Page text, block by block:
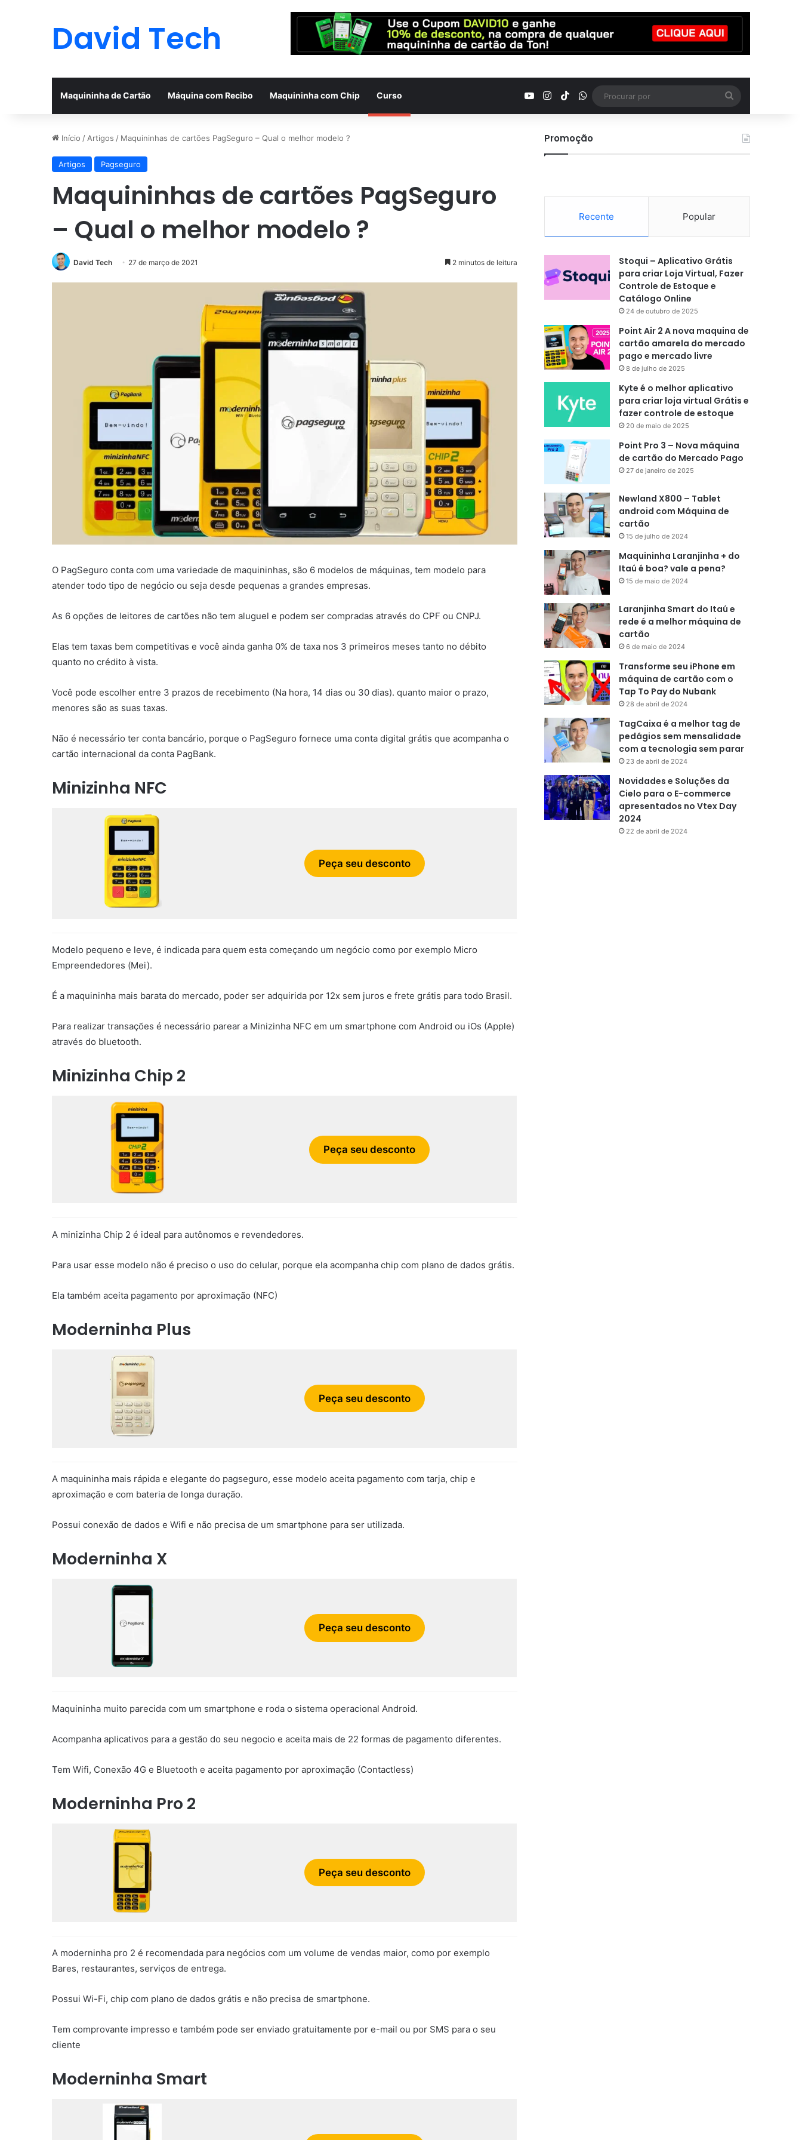
David Tech
Maquininha de Cartão Máquina com Recibo Maquininha com Chip Curso YouTubeInstagram
TikTokWhatsApp
por
Início / Artigos / Maquininhas de cartões PagSeguro – Qual o melhor modelo ?
Artigos Pagseguro
Maquininhas de cartões PagSeguro
– Qual o melhor modelo ?
David Tech 27 de março de 2021 2 minutos de leitura
O PagSeguro conta com uma variedade de maquininhas, são 6 modelos de máquinas, tem modelo para
atender todo tipo de negócio ou seja desde pequenas a grandes empresas.
As 6 opções de leitores de cartões não tem aluguel e podem ser compradas através do CPF ou CNPJ.
Elas tem taxas bem competitivas e você ainda ganha 0% de taxa nos 3 primeiros meses tanto no débito
quanto no crédito à vista.
Você pode escolher entre 3 prazos de recebimento (Na hora, 14 dias ou 30 dias). quanto maior o prazo,
menores são as suas taxas.
Não é necessário ter conta bancário, porque o PagSeguro fornece uma conta digital grátis que acompanha o
cartão internacional da conta PagBank.
Minizinha NFC
Peça seu desconto
Modelo pequeno e leve, é indicada para quem esta começando um negócio como por exemplo Micro
Empreendedores (Mei).
É a maquininha mais barata do mercado, poder ser adquirida por 12x sem juros e frete grátis para todo Brasil.
Para realizar transações é necessário parear a Minizinha NFC em um smartphone com Android ou iOs (Apple)
através do bluetooth.
Minizinha Chip 2
Peça seu desconto
A minizinha Chip 2 é ideal para autônomos e revendedores.
Para usar esse modelo não é preciso o uso do celular, porque ela acompanha chip com plano de dados grátis.
Ela também aceita pagamento por aproximação (NFC)
Moderninha Plus
Peça seu desconto
A maquininha mais rápida e elegante do pagseguro, esse modelo aceita pagamento com tarja, chip e
aproximação e com bateria de longa duração.
Possui conexão de dados e Wifi e não precisa de um smartphone para ser utilizada.
Moderninha X
Peça seu desconto
Maquininha muito parecida com um smartphone e roda o sistema operacional Android.
Acompanha aplicativos para a gestão do seu negocio e aceita mais de 22 formas de pagamento diferentes.
Tem Wifi, Conexão 4G e Bluetooth e aceita pagamento por aproximação (Contactless)
Moderninha Pro 2
Peça seu desconto
A moderninha pro 2 é recomendada para negócios com um volume de vendas maior, como por exemplo
Bares, restaurantes, serviços de entrega.
Possui Wi-Fi, chip com plano de dados grátis e não precisa de smartphone.
Tem comprovante impresso e também pode ser enviado gratuitamente por e-mail ou por SMS para o seu
cliente
Moderninha Smart
Promoção
Recente Popular
Stoqui – Aplicativo Grátis
para criar Loja Virtual, Fazer
Controle de Estoque e
Catálogo Online
24 de outubro de 2025
Point Air 2 A nova maquina de
cartão amarela do mercado
pago e mercado livre
8 de julho de 2025
Kyte é o melhor aplicativo
para criar loja virtual Grátis e
fazer controle de estoque
20 de maio de 2025
Point Pro 3 – Nova máquina
de cartão do Mercado Pago
27 de janeiro de 2025
Newland X800 – Tablet
android com Máquina de
cartão
15 de julho de 2024
Maquininha Laranjinha + do
Itaú é boa? vale a pena?
15 de maio de 2024
Laranjinha Smart do Itaú e
rede é a melhor máquina de
cartão
6 de maio de 2024
Transforme seu iPhone em
máquina de cartão com o
Tap To Pay do Nubank
28 de abril de 2024
TagCaixa é a melhor tag de
pedágios sem mensalidade
com a tecnologia sem parar
23 de abril de 2024
Novidades e Soluções da
Cielo para o E-commerce
apresentados no Vtex Day
2024
22 de abril de 2024